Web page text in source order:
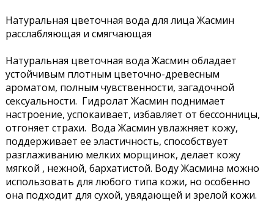
Натуральная цветочная вода для лица Жасмин
расслабляющая и смягчающая
Натуральная цветочная вода Жасмин обладает
устойчивым плотным цветочно-древесным
ароматом, полным чувственности, загадочной
сексуальности. Гидролат Жасмин поднимает
настроение, успокаивает, избавляет от бессонницы,
отгоняет страхи. Вода Жасмин увлажняет кожу,
поддерживает ее эластичность, способствует
разглаживанию мелких морщинок, делает кожу
мягкой , нежной, бархатистой. Воду Жасмина можно
использовать для любого типа кожи, но особенно
она подходит для сухой, увядающей и зрелой кожи.